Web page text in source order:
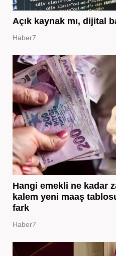
Açık kaynak mı, dijital
Haber7
Hangi emekli ne kadar
kalem yeni maaş
fark
Haber7